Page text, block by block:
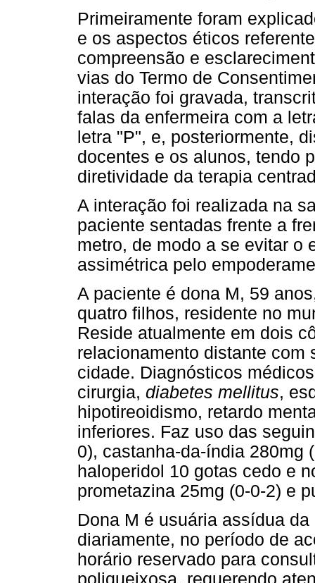
Primeiramente foram
e os aspectos éticos
compreensão e
vias do Termo de
interação foi gravada,
falas da enfermeira com a
letra "P", e, posteriormente,
docentes e os alunos, tendo
diretividade da terapia
A interação foi realizada na
paciente sentadas frente a
metro, de modo a se evitar o
assimétrica pelo
A paciente é dona M, 59
quatro filhos, residente no
Reside atualmente em dois
relacionamento distante com
cidade. Diagnósticos
cirurgia, diabetes mellitus,
hipotireoidismo, retardo
inferiores. Faz uso das
0), castanha-da-índia 280mg
haloperidol 10 gotas cedo e
prometazina 25mg (0-0-2) e
Dona M é usuária assídua
diariamente, no período de
horário reservado para